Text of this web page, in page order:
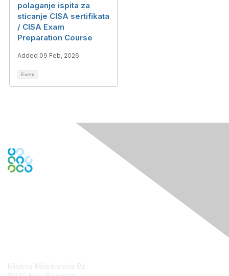
polaganje ispita za
sticanje CISA sertifikata
/ CISA Exam
Preparation Course
Added 09 Feb, 2026
Event
Milutina Milankovića 9ž